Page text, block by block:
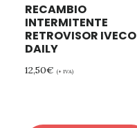
RECAMBIO
INTERMITENTE
RETROVISOR IVECO
DAILY
12,50€ (+ IVA)